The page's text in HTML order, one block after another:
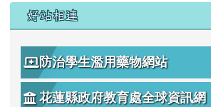
好站相連
防治學生濫用藥物網站
花蓮縣政府教育處全球資訊網